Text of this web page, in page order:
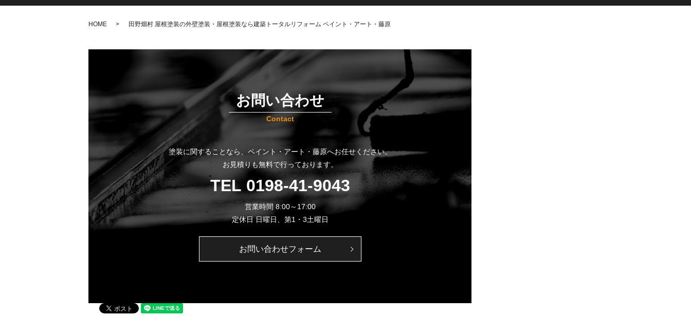
HOME 田野畑村 屋根塗装の外壁塗装・屋根塗装なら建築トータルリフォーム ペイント・アート・藤原
お問い合わせ
Contact
塗装に関することなら、 ペイント・アート・藤原へお任せください。
お見積りも無料で行っております。
TEL 0198-41-9043
営業時間 8:00～17:00
定休日 日曜日、第1・3土曜日
お問い合わせフォーム